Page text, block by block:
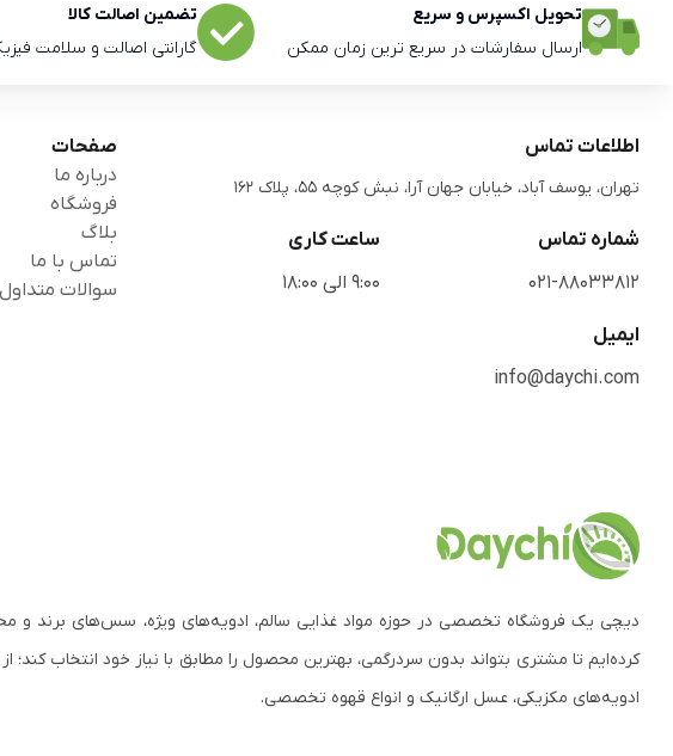
تحویل اکسپرس و سریع
ارسال سفارشات در سریع ترین زمان ممکن
تضمین اصالت کالا
گارانتی اصالت و سلامت
اطلاعات تماس
تهران، یوسف آباد، خیابان جهان آرا، نبش کوچه 55، پلاک 162
شماره تماس
021-88033812
ساعت کاری
9:00 الی 18:00
ایمیل
info@daychi.com
صفحات
درباره ما
فروشگاه
بلاگ
تماس با ما
سوالات متداول
دیچی یک فروشگاه تخصصی در حوزه مواد غذایی سالم، ادویه‌های ویژه، سس‌های برند و
کرده‌ایم تا مشتری بتواند بدون سردرگمی، بهترین محصول را مطابق با نیاز خود انتخاب
ادویه‌های مکزیکی، عسل ارگانیک و انواع قهوه تخصصی.